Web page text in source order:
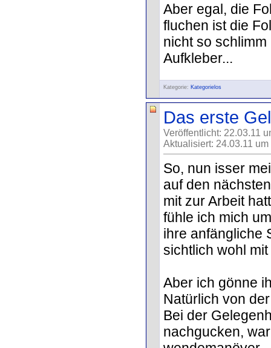
Aber egal, die
fluchen ist die
nicht so
Aufkleber...
Kategorie: Kategorielos
Das erste
Veröffentlicht: 22.03.11
Aktualisiert: 24.03.11
So, nun isser
auf den
mit zur Arbeit
fühle ich mich
ihre anfängliche
sichtlich wohl
Aber ich gönne
Natürlich von
Bei der
nachgucken,